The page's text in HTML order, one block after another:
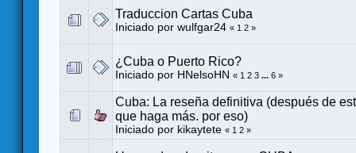
Traduccion Cartas Cuba
Iniciado por wulfgar24 « 1 2 »
¿Cuba o Puerto Rico?
Iniciado por HNelsoHN « 1 2 3 ... 6 »
Cuba: La reseña definitiva (después de
que haga más. por eso)
Iniciado por kikaytete « 1 2 »